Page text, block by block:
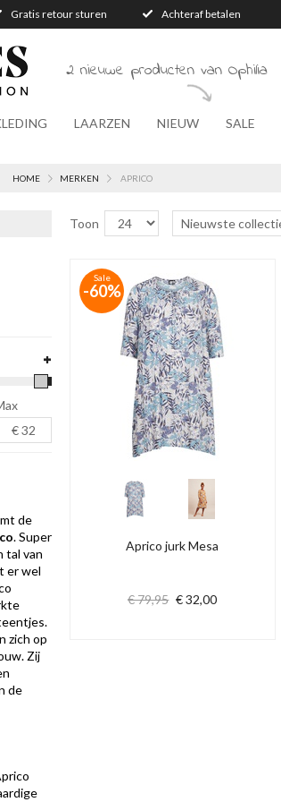
Gratis retour sturen Achteraf betalen
2 nieuwe producten van Ophilia
LAARZEN NIEUW SALE
HOME MERKEN APRICO
Toon
Aprico jurk Mesa
€ 79,95 € 32,00
Sale
-60%
de
. Super
tal van
er wel
zich op
Zij
de